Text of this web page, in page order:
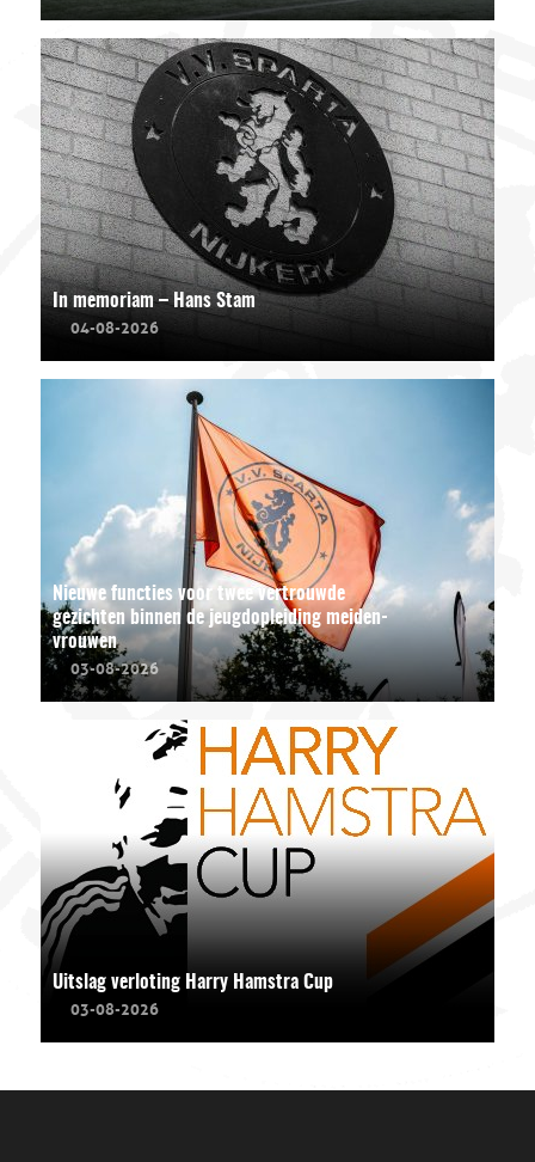
In memoriam – Hans Stam
04-08-2026
Nieuwe functies voor twee vertrouwde
gezichten binnen de jeugdopleiding meiden-
vrouwen
03-08-2026
Uitslag verloting Harry Hamstra Cup
03-08-2026